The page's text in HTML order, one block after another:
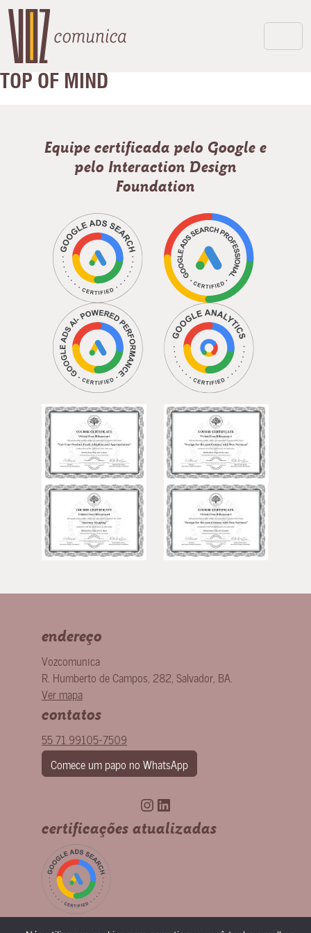
TOP OF MIND
Equipe certificada pelo Google e
pelo Interaction Design
Foundation
endereço
Vozcomunica
R. Humberto de Campos, 282 Salvador BA
Ver mapa
contatos
55 71 99105-7509
Comece um papo no WhatsApp
Instagram
LinkedIn
certificações atualizadas